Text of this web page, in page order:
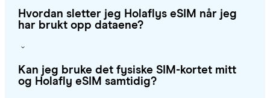
Hvordan sletter jeg Holaflys eSIM når jeg
har brukt opp dataene?
Kan jeg bruke det fysiske SIM-kortet mitt
og Holafly eSIM samtidig?